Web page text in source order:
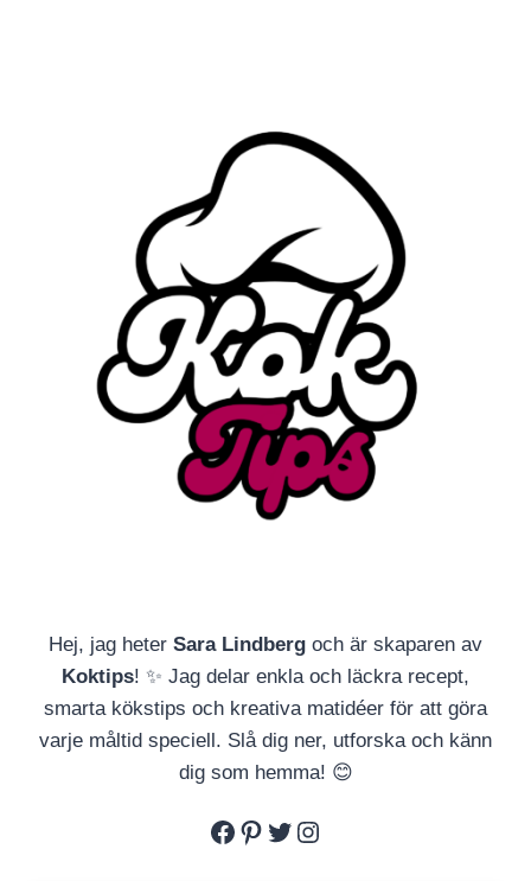
Hej, jag heter Sara Lindberg och är skaparen av
Koktips! ✨ Jag delar enkla och läckra recept,
smarta kökstips och kreativa matidéer för att göra
varje måltid speciell. Slå dig ner, utforska och känn
dig som hemma! 😊
Facebook
Pinterest
Twitter
Instagram